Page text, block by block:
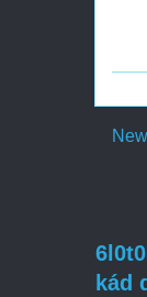
kád